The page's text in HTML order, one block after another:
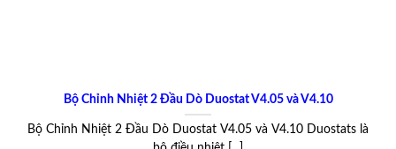
Bộ Chỉnh Nhiệt 2 Đầu Dò Duostat V4.05 và V4.10
Bộ Chỉnh Nhiệt 2 Đầu Dò Duostat V4.05 và V4.10 Duostats là